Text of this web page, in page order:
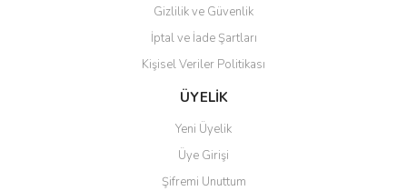
Gizlilik ve Güvenlik
İptal ve İade Şartları
Kişisel Veriler Politikası
ÜYELİK
Yeni Üyelik
Üye Girişi
Şifremi Unuttum